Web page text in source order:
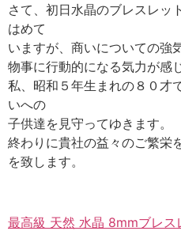
さて、初日水晶のブレスレッ
はめて
いますが、商いについての強
物事に行動的になる気力が感
私、昭和５年生まれの８０才
いへの
子供達を見守ってゆきます。
終わりに貴社の益々のご繁栄
を致します。
最高級 天然 水晶 8mmブレス